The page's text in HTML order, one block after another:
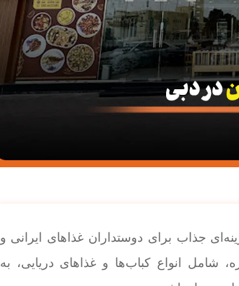
جذاب برای دوستداران غذاهای ایرانی و
شامل انواع کباب‌ها و غذاهای دریایی، به